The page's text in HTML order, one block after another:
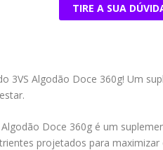
TIRE A SUA
3VS Algodão Doce 360g! Um
Doce 360g é um
projetados para maximizar